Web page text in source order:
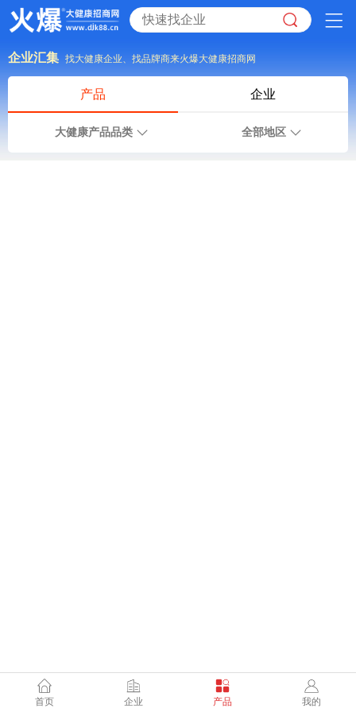
企业汇集 找大健康企业、找品牌商来火爆大健康招商网
产品 企业
大健康产品品类 全部地区
首页 企业 产品 我的